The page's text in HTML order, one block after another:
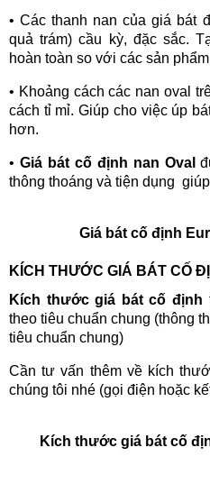
•Các thanh nan của giá bát
quả trám) cầu kỳ, đặc sắc.
hoàn toàn so với các sản
• Khoảng cách các nan oval
cách tỉ mỉ. Giúp cho việc úp
hơn.
• Giá bát cố định nan Oval
thông thoáng và tiện dụng
Giá bát cố định
KÍCH THƯỚC GIÁ BÁT CỐ
Kích thước giá bát cố định
theo tiêu chuẩn chung (thông
tiêu chuẩn chung)
Cần tư vấn thêm về kích
chúng tôi nhé (gọi điện hoặc
Kích thước giá bát cố